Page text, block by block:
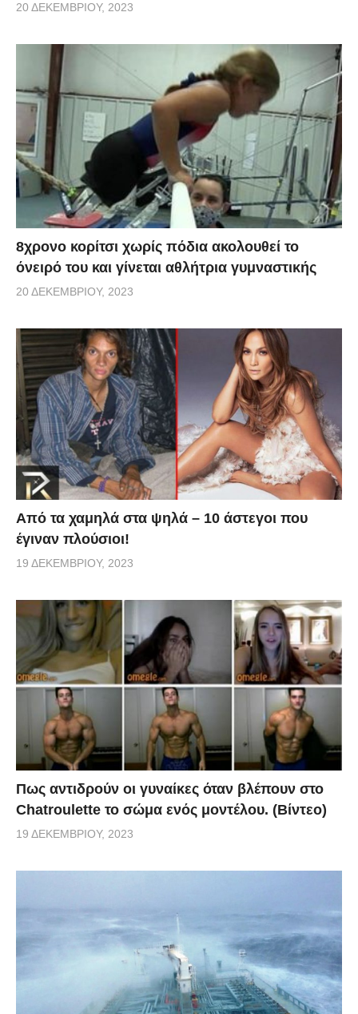
20 ΔΕΚΕΜΒΡΊΟΥ, 2023
8χρονο κορίτσι χωρίς πόδια ακολουθεί το
όνειρό του και γίνεται αθλήτρια γυμναστικής
20 ΔΕΚΕΜΒΡΊΟΥ, 2023
Από τα χαμηλά στα ψηλά – 10 άστεγοι που
έγιναν πλούσιοι!
19 ΔΕΚΕΜΒΡΊΟΥ, 2023
Πως αντιδρούν οι γυναίκες όταν βλέπουν στο
Chatroulette το σώμα ενός μοντέλου. (Βίντεο)
19 ΔΕΚΕΜΒΡΊΟΥ, 2023